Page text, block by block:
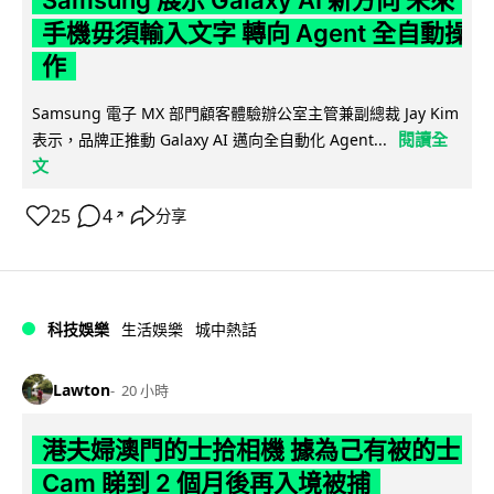
手機毋須輸入文字 轉向 Agent 全自動操
作
Samsung 電子 MX 部門顧客體驗辦公室主管兼副總裁 Jay Kim
表示，品牌正推動 Galaxy AI 邁向全自動化 Agent...
閱讀全
文
25 4 ↗ 分享
科技娛樂 生活娛樂 城中熱話
Lawton 20 小時
港夫婦澳門的士拾相機 據為己有被的士
Cam 睇到 2 個月後再入境被捕